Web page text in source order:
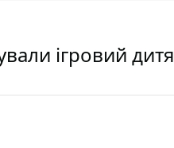
ігровий